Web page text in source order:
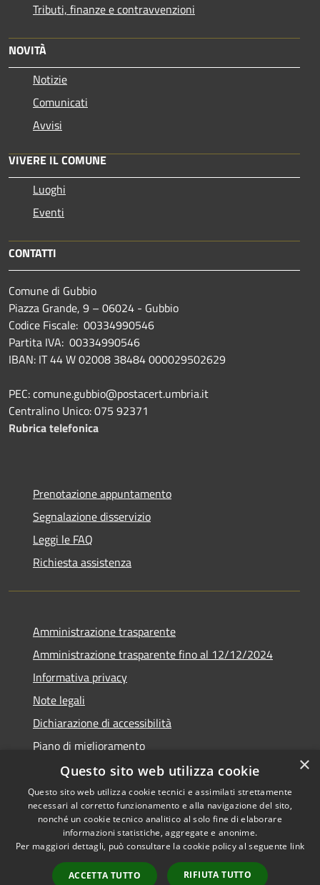
Tributi, finanze e contravvenzioni
NOVITÀ
Notizie
Comunicati
Avvisi
VIVERE IL COMUNE
Luoghi
Eventi
CONTATTI
Comune di Gubbio
Piazza Grande, 9 – 06024 - Gubbio
Codice Fiscale: 00334990546
Partita IVA: 00334990546
IBAN: IT 44 W 02008 38484 000029502629
PEC: comune.gubbio@postacert.umbria.it
Centralino Unico: 075 92371
Rubrica telefonica
Prenotazione appuntamento
Segnalazione disservizio
Leggi le FAQ
Richiesta assistenza
Amministrazione trasparente
Amministrazione trasparente fino al 12/12/2024
Informativa privacy
Note legali
Dichiarazione di accessibilità
Piano di miglioramento
Accessibility
Privacy
Copyright © 2026 • Town of •
Powered byMunicipium
Admin access
×
Questo sito web utilizza cookie
Questo sito web utilizza cookie tecnici e assimilati strettamente
necessari al corretto funzionamento e alla navigazione del sito,
nonché un cookie tecnico analitico al solo fine di elaborare
informazioni statistiche, aggregate e anonime.
Per maggiori dettagli, può consultare la cookie policy al seguente link
ACCETTA TUTTO RIFIUTA TUTTO